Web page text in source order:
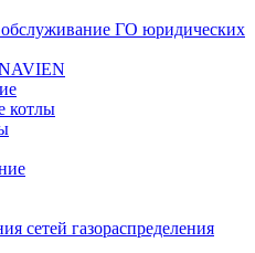
обслуживание ГО юридических
котлы
сетей газораспределения